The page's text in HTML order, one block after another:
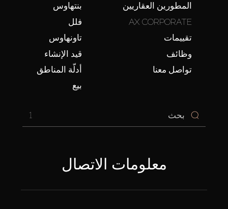
بنتهاوس
فلل
تاونهاوس
قيد الإنشاء
أدلّة المناطق
بيع
المطورين العقاريين
AX CORPORATE
تقييمات
وظائف
تواصل معنا
1
معلومات الاتصال